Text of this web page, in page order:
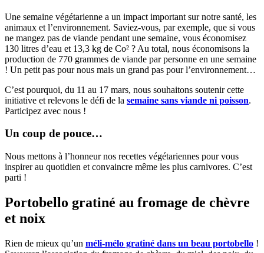
Une semaine végétarienne a un impact important sur notre santé, les
animaux et l’environnement. Saviez-vous, par exemple, que si vous
ne mangez pas de viande pendant une semaine, vous économisez
130 litres d’eau et 13,3 kg de Co² ? Au total, nous économisons la
production de 770 grammes de viande par personne en une semaine
! Un petit pas pour nous mais un grand pas pour l’environnement…
C’est pourquoi, du 11 au 17 mars, nous souhaitons soutenir cette
initiative et relevons le défi de la semaine sans viande ni poisson.
Participez avec nous !
Un coup de pouce…
Nous mettons à l’honneur nos recettes végétariennes pour vous
inspirer au quotidien et convaincre même les plus carnivores. C’est
parti !
Portobello gratiné au fromage de chèvre
et noix
Rien de mieux qu’un méli-mélo gratiné dans un beau portobello !